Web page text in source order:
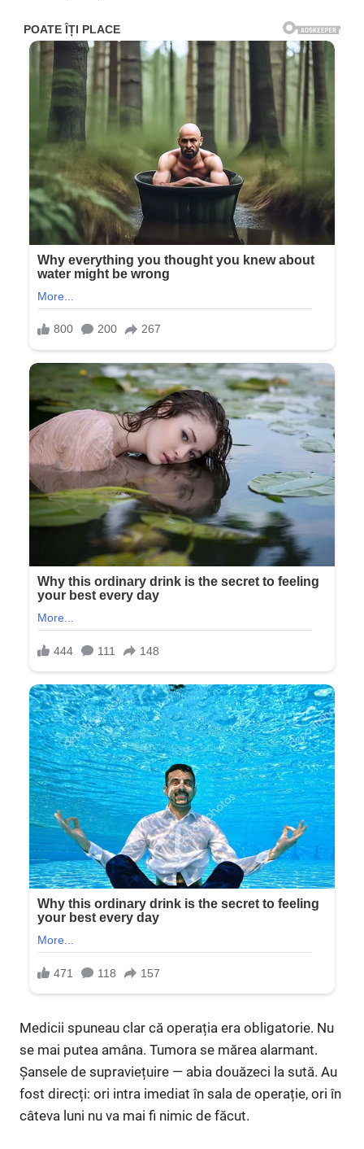
Medicii spuneau clar că operația era obligatorie. Nu
se mai putea amâna. Tumora se mărea alarmant.
Șansele de supraviețuire — abia douăzeci la sută. Au
fost direcți: ori intra imediat în sala de operație, ori în
câteva luni nu va mai fi nimic de făcut.